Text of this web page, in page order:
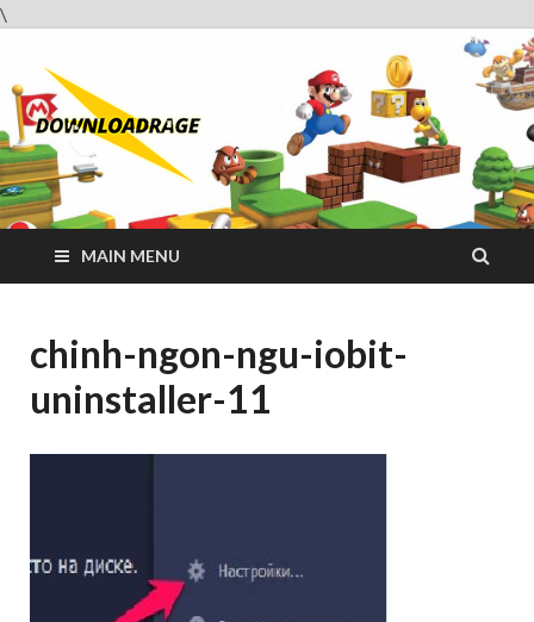
\
Website tải phần mềm nhanh và miễn phí
MAIN MENU
chinh-ngon-ngu-iobit-
uninstaller-11